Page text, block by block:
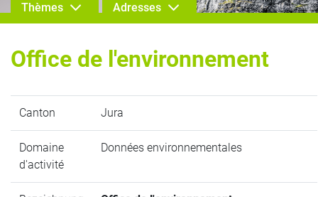
Thèmes Adresses
Office de l'environnement
Canton Jura
Domaine
d'activité
Données environnementales